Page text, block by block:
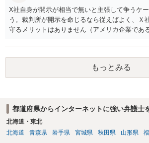
X社自身が開示が相当で無いと主張して争うケ
う。裁判所が開示を命じるなら従えばよく、Ｘ
守るメリットはありません（アメリカ企業であ
うかを争うよりも、「発信者情報の保有確認が
どと言い訳して確認できるまで発令を引き伸ば
が圧倒的に多いです（この作戦は必ずといって
す）。
もっとみる
都道府県からインターネットに強い弁護士
北海道・東北
北海道
青森県 岩手県 宮城県 秋田県 山形県